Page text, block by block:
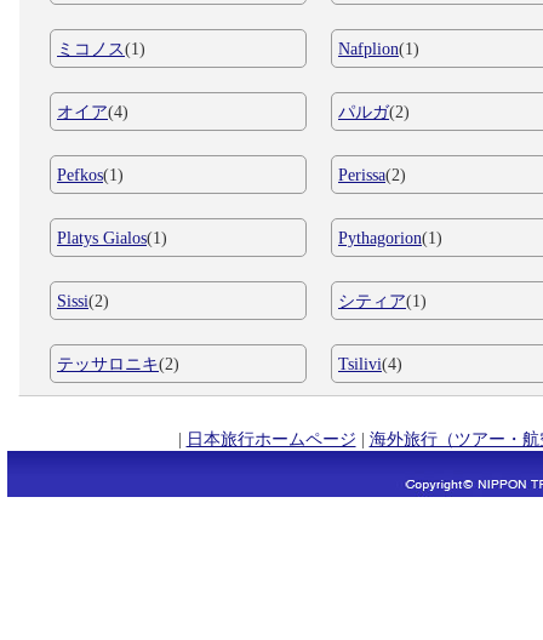
ミコノス(1) Nafplion(1)
オイア(4) パルガ(2)
Pefkos(1) Perissa(2)
Platys Gialos(1) Pythagorion(1)
Sissi(2) シティア(1)
テッサロニキ(2) Tsilivi(4)
| 日本旅行ホームページ | 海外旅行（ツアー・航